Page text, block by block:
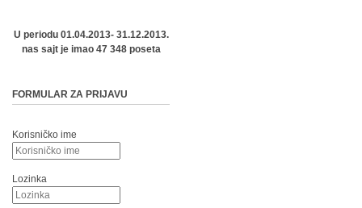
U periodu 01.04.2013- 31.12.2013.
nas sajt je imao 47 348 poseta
FORMULAR ZA PRIJAVU
Korisničko ime
Lozinka